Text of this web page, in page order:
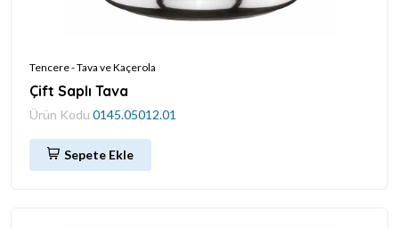
Tencere - Tava ve Kaçerola
Çift Saplı Tava
Ürün Kodu 0145.05012.01
Sepete Ekle